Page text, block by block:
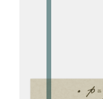
Obraz (old)